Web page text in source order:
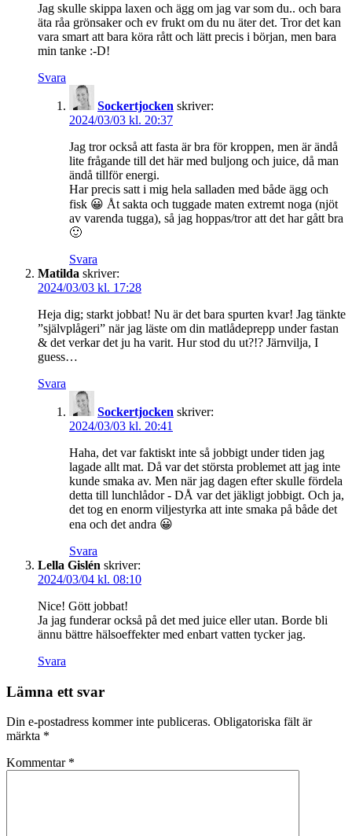
Jag skulle skippa laxen och ägg om jag var som du.. och bara
äta råa grönsaker och ev frukt om du nu äter det. Tror det kan
vara smart att bara köra rått och lätt precis i början, men bara
min tanke :-D!
Svara
Sockertjocken skriver:
2024/03/03 kl. 20:37
Jag tror också att fasta är bra för kroppen, men är ändå
lite frågande till det här med buljong och juice, då man
ändå tillför energi.
Har precis satt i mig hela salladen med både ägg och
fisk 😀 Åt sakta och tuggade maten extremt noga (njöt
av varenda tugga), så jag hoppas/tror att det har gått bra
🙂
Svara
Matilda skriver:
2024/03/03 kl. 17:28
Heja dig; starkt jobbat! Nu är det bara spurten kvar! Jag tänkte
”självplågeri” när jag läste om din matlådeprepp under fastan
& det verkar det ju ha varit. Hur stod du ut?!? Järnvilja, I
guess…
Svara
Sockertjocken skriver:
2024/03/03 kl. 20:41
Haha, det var faktiskt inte så jobbigt under tiden jag
lagade allt mat. Då var det största problemet att jag inte
kunde smaka av. Men när jag dagen efter skulle fördela
detta till lunchlådor - DÅ var det jäkligt jobbigt. Och ja,
det tog en enorm viljestyrka att inte smaka på både det
ena och det andra 😀
Svara
Lella Gislén skriver:
2024/03/04 kl. 08:10
Nice! Gött jobbat!
Ja jag funderar också på det med juice eller utan. Borde bli
ännu bättre hälsoeffekter med enbart vatten tycker jag.
Svara
Lämna ett svar
Din e-postadress kommer inte publiceras. Obligatoriska fält är
märkta *
Kommentar *